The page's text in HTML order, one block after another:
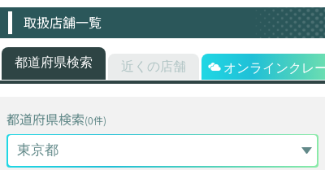
取扱店舗一覧
都道府県検索 近くの店舗 オンラインクレー
都道府県検索(0件)